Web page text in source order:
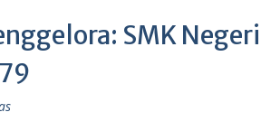
SMK Negeri